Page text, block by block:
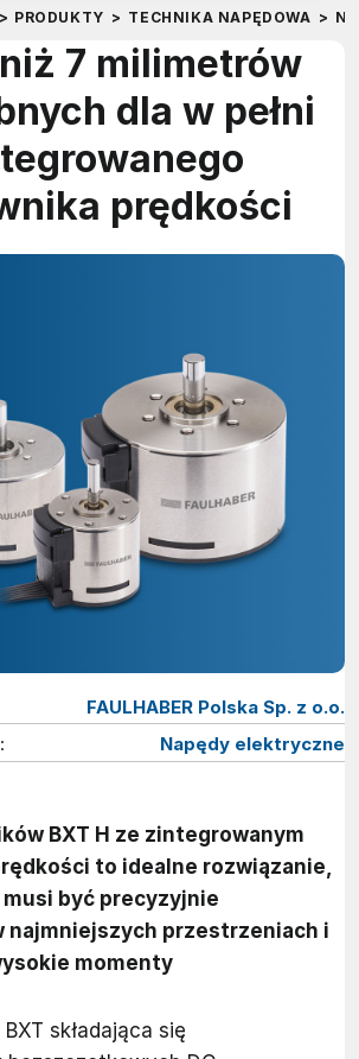
> PRODUKTY > TECHNIKA NAPĘDOWA >
7 milimetrów
dla w pełni
prędkości
FAULHABER Polska Sp. z o.o.
Napędy elektryczne
BXT H ze zintegrowanym
to idealne rozwiązanie,
być precyzyjnie
najmniejszych przestrzeniach i
momenty
składająca się